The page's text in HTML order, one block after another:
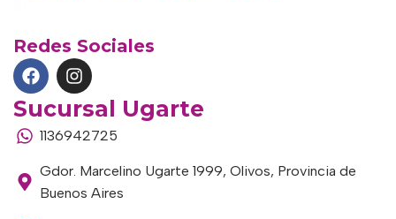
Redes Sociales
Sucursal Ugarte
1136942725
Gdor. Marcelino Ugarte 1999, Olivos, Provincia de
Buenos Aires